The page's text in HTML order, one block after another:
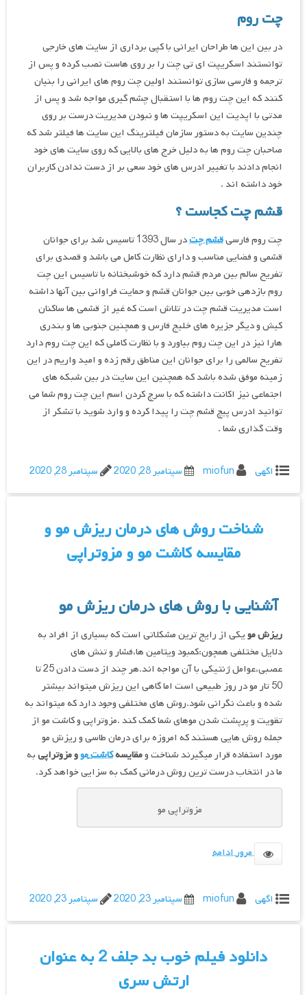
چت روم
در بین این ها طراحان ایرانی با کپی برداری از سایت های خارجی
توانستند اسکریپت ای تی چت را بر روی هاست نصب کرده و پس از
ترجمه و فارسی سازی توانستند اولین چت روم های ایرانی را بنیان
کنند که این چت روم ها با استقبال چشم گیری مواجه شد و پس از
مدتی با اپدیت این اسکریپت ها و نبودن مدیریت درست بر روی
چندین سایت به دستور سازمان فیلترینگ این سایت ها فیلتر شد که
صاحبان چت روم ها به دلیل خرج های بالایی که روی سایت های خود
انجام دادند با تغییر ادرس های خود سعی بر از دست ندادن کاربران
خود داشته اند .
قشم چت کجاست ؟
چت روم فارسیقشم چت
در سال 1393 تاسیس شد برای جوانان
قشمی و فضایی مناسب و دارای نظارت کامل می باشد و قصدی برای
تفریح سالم بین مردم قشم دارد که خوشبختانه با تاسیس این چت
روم بازدهی خوبی بین جوانان قشم و حمایت فراوانی بین آنها داشته
است مدیریت قشم چت در تلاش است که غیر از قشمی ها ساکنان
کیش و دیگر جزیره های خلیج فارس و همچنین جنوبی ها و بندری
هارا نیز در این چت روم بیاورد و با نظارت کاملی که این چت روم دارد
تفریح سالمی را برای جوانان این مناطق رقم زده و امید واریم در این
زمینه موفق شده باشد که همچنین این سایت در بین شبکه های
اجتماعی نیز اکانت داشته که با سرچ کردن اسم این چت روم شما می
توانید ادرس پیچ قشم چت را پیدا کرده و وارد شوید با تشکر از
وقت گذاری شما .
اگهی miofun سپتامبر 28, 2020 سپتامبر 28, 2020
شناخت روش های درمان ریزش مو و
مقایسه کاشت مو و مزوتراپی
آشنایی با روش های درمان ریزش مو
ریزشمویکی از رایج ترین مشکلاتی است که بسیاری از افراد به
دلایل مختلفی همچون:کمبود ویتامین ها،فشار و تنش های
عصبی،عوامل ژنتیکی با آن مواجه اند.هر چند از دست دادن 25 تا
50 تار مو در روز طبیعی است اما گاهی این ریزش میتواند بیشتر
شده و باعث نگرانی شود.روش های مختلفی وجود دارد که میتواند به
تقویت و پرپشت شدن موهای شما کمک کند .مزوتراپی و کاشت مو از
جمله روش هایی هستند که امروزه برای درمان طاسی و ریزش مو
مورد استفاده قرار میگیرند شناخت ومقایسهکاشتموومزوتراپیبه
ما در انتخاب درست ترین روش درمانی کمک به سزایی خواهد کرد.
مزوتراپی مو
مرور ادامه
اگهی miofun سپتامبر 23, 2020 سپتامبر 23, 2020
دانلود فیلم خوب بد جلف 2 به عنوان
ارتش سری